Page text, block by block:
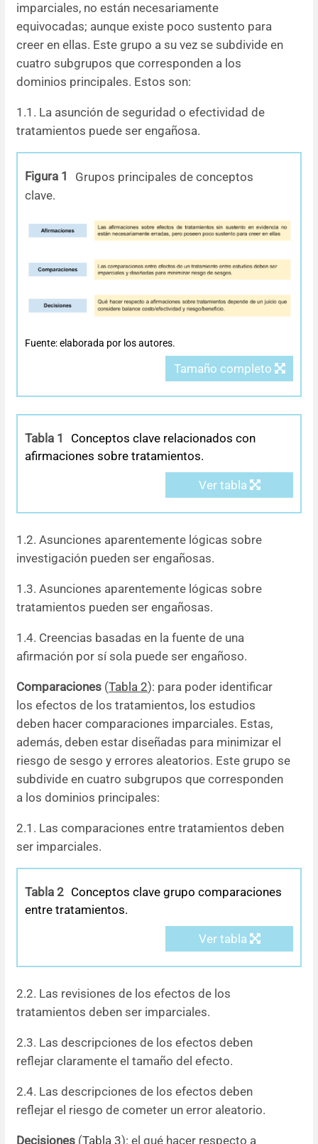
imparciales, no están necesariamente
equivocadas; aunque existe poco sustento para
creer en ellas. Este grupo a su vez se subdivide en
cuatro subgrupos que corresponden a los
dominios principales. Estos son:
1.1. La asunción de seguridad o efectividad de
tratamientos puede ser engañosa.
Figura 1
Grupos principales de conceptos
clave.
Fuente: elaborada por los autores.
Tamaño completo
Tabla 1
Conceptos clave relacionados con
afirmaciones sobre tratamientos.
Ver tabla
1.2. Asunciones aparentemente lógicas sobre
investigación pueden ser engañosas.
1.3. Asunciones aparentemente lógicas sobre
tratamientos pueden ser engañosas.
1.4. Creencias basadas en la fuente de una
afirmación por sí sola puede ser engañoso.
Comparaciones (Tabla 2): para poder identificar
los efectos de los tratamientos, los estudios
deben hacer comparaciones imparciales. Estas,
además, deben estar diseñadas para minimizar el
riesgo de sesgo y errores aleatorios. Este grupo se
subdivide en cuatro subgrupos que corresponden
a los dominios principales:
2.1. Las comparaciones entre tratamientos deben
ser imparciales.
Tabla 2 Conceptos clave grupo comparaciones
entre tratamientos.
Ver tabla
2.2. Las revisiones de los efectos de los
tratamientos deben ser imparciales.
2.3. Las descripciones de los efectos deben
reflejar claramente el tamaño del efecto.
2.4. Las descripciones de los efectos deben
reflejar el riesgo de cometer un error aleatorio.
Decisiones (Tabla 3): el qué hacer respecto a